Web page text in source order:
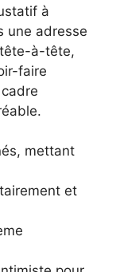
à
une adresse
tête-à-tête,
faire
mettant
et